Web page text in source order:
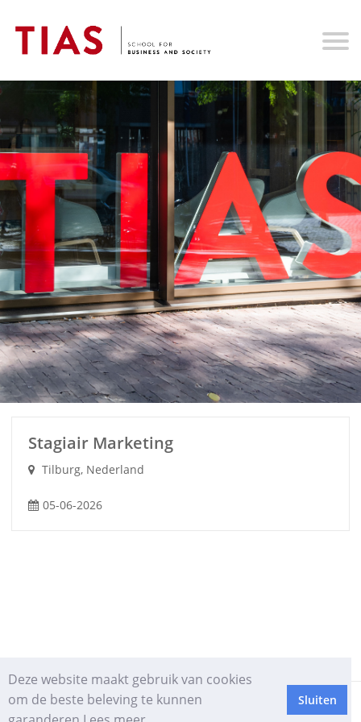
Stagiair Marketing
Tilburg, Nederland
05-06-2026
HROffice | Rethinking HR
Privacy verklaring
Deze website maakt gebruik van cookies
om de beste beleving te kunnen
Sluiten